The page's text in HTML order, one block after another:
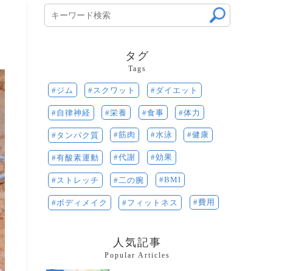
タグ
Tags
ジム スクワット ダイエット
自律神経 栄養 食事 体力
タンパク質 筋肉 水泳 健康
有酸素運動 代謝 効果
ストレッチ 二の腕 BMI
ボディメイク フィットネス 費用
人気記事
Popular Articles